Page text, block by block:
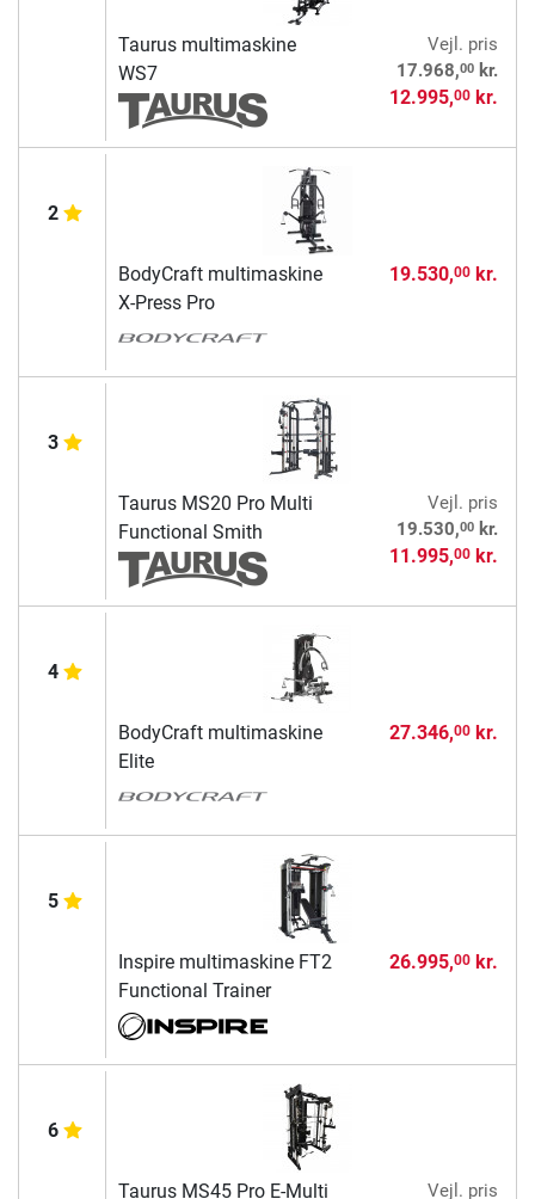
Taurus multimaskine
WS7
Vejl. pris
17.968,00kr.
12.995,00kr.
2
BodyCraft multimaskine
X-Press Pro
19.530,00kr.
3
Taurus MS20 Pro Multi
Functional Smith
Vejl. pris
19.530,00kr.
11.995,00kr.
4
BodyCraft multimaskine
Elite
27.346,00kr.
5
Inspire multimaskine FT2
Functional Trainer
26.995,00kr.
6
Taurus MS45 Pro E-Multi Vejl. pris